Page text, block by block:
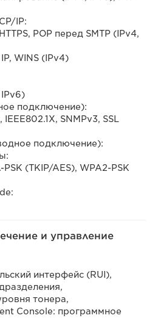
IP:
POP перед SMTP (IPv4,
WINS (IPv4)
IPv6)
подключение):
SNMPv3, SSL
подключение):
(TKIP/AES), WPA2-PSK
и управление
интерфейс (RUI),
тонера,
Console: программное